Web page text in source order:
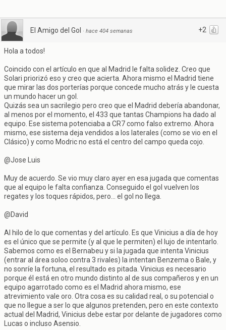
+2
El Amigo del Gol · hace 404 semanas
Hola a todos!
Coincido con el artículo en que al Madrid le falta solidez. Creo que
Solari priorizó eso y creo que acierta. Ahora mismo el Madrid tiene
que mirar las dos porterías porque concede mucho atrás y le cuesta
un mundo hacer un gol.
Quizás sea un sacrilegio pero creo que el Madrid debería abandonar,
al menos por el momento, el 433 que tantas Champions ha dado al
equipo. Ese sistema potenciaba a CR7 como falso extremo. Ahora
mismo, ese sistema deja vendidos a los laterales (como se vio en el
Clásico) y como Modric no está el centro del campo queda cojo.
@Jose Luis
Muy de acuerdo. Se vio muy claro ayer en esa jugada que comentas
que al equipo le falta confianza. Conseguido el gol vuelven los
regates y los toques rápidos, pero... el gol no llega.
@David
Al hilo de lo que comentas y del artículo. Es que Vinicius a día de hoy
es el único que se permite (y al que le permiten) el lujo de intentarlo.
Sabemos como es el Bernabeu y si la jugada que intenta Vinicius
(entrar al área soloo contra 3 rivales) la intentan Benzema o Bale, y
no sonríe la fortuna, el resultado es pitada. Vinicius es necesario
porque él está en otro mundo distinto al de sus compañeros y en un
equipo agarrotado como es el Madrid ahora mismo, ese
atrevimiento vale oro. Otra cosa es su calidad real, o su potencial o
que no llegue a ser lo que algunos pretenden, pero en este contexto
actual del Madrid, Vinicius debe estar por delante de jugadores como
Lucas o incluso Asensio.